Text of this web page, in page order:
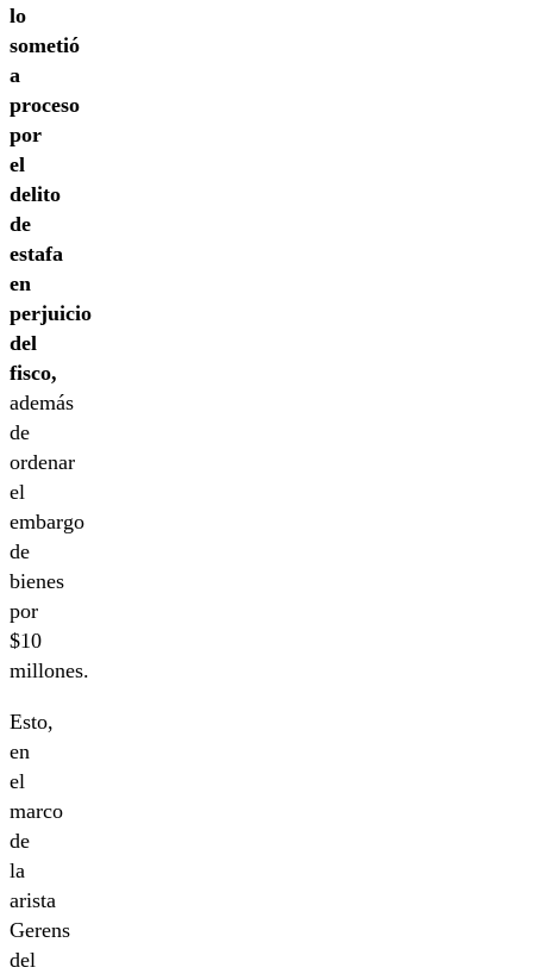
lo
sometió
a
proceso
por
el
delito
de
estafa
en
perjuicio
del
fisco,
además
de
ordenar
el
embargo
de
bienes
por
$10
millones.
Esto,
en
el
marco
de
la
arista
Gerens
del